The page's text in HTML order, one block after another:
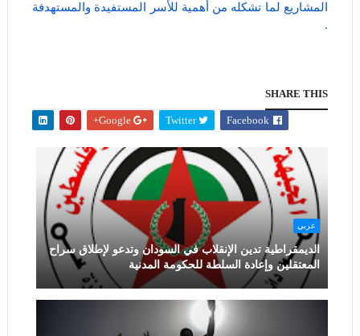
المشاريع لما تشكله من أهمية للأسر المستفيدة والمستهدفة
.
SHARE THIS
Facebook
Twitter
Google+
عربي
الديمقراطية تدين الإنقلاب في السودان وتدعو لإطلاق سراح
المعتقلين وإعادة السلطة للحكومة المدنية